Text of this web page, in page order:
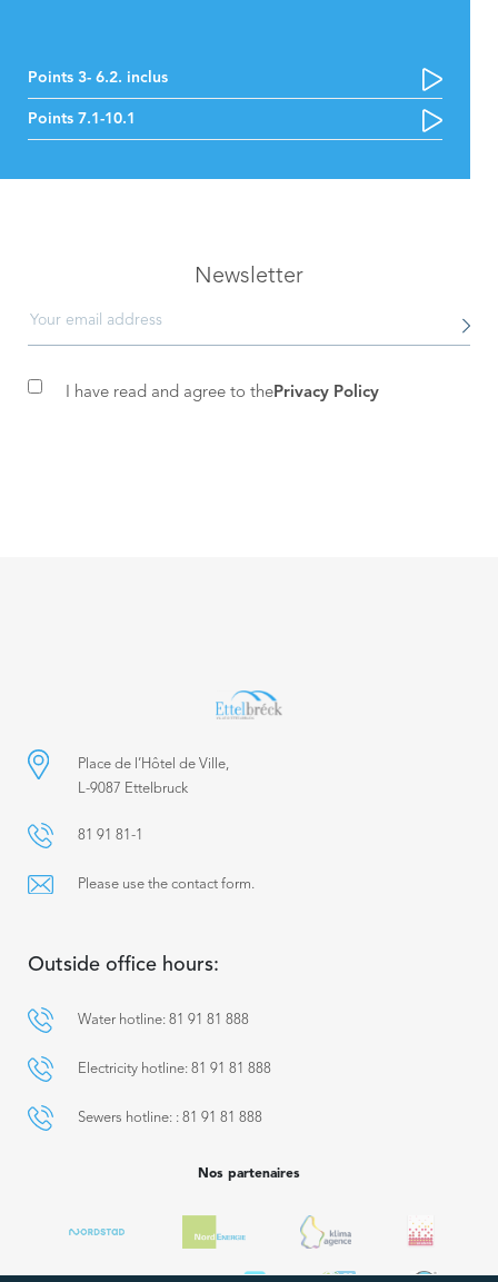
Points 3- 6.2. inclus
Points 7.1-10.1
Newsletter
I have read and agree to thePrivacy Policy
Place de l’Hôtel de Ville,
L-9087 Ettelbruck
81 91 81-1
Please use the contact form.
Outside office hours:
Water hotline: 81 91 81 888
Electricity hotline: 81 91 81 888
Sewers hotline: : 81 91 81 888
Nos partenaires